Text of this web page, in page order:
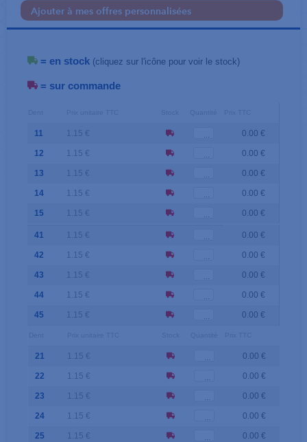
Ajouter à mes offres personnalisées
= en stock (cliquez sur l'icône pour voir le stock)
= sur commande
11 1.15 € 0.00 €
12 1.15 € 0.00 €
13 1.15 € 0.00 €
14 1.15 € 0.00 €
15 1.15 € 0.00 €
41 1.15 € 0.00 €
42 1.15 € 0.00 €
43 1.15 € 0.00 €
44 1.15 € 0.00 €
45 1.15 € 0.00 €
21 1.15 € 0.00 €
22 1.15 € 0.00 €
23 1.15 € 0.00 €
24 1.15 € 0.00 €
25 1.15 € 0.00 €